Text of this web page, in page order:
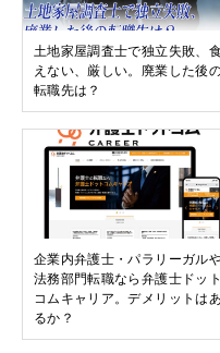
土地家屋調査士で独立失敗、
えない、厳しい。廃業した後
転職先は？
企業内弁護士・パラリーガル
法務部門転職なら弁護士ドット
コムキャリア。デメリットはあ
るか？